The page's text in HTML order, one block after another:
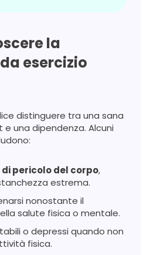
la
esercizio
distinguere tra una sana
una dipendenza. Alcuni
pericolo del corpo,
estrema.
nonostante il
salute fisica o mentale.
o depressi quando non
fisica.